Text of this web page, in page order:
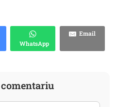
WhatsApp
Email